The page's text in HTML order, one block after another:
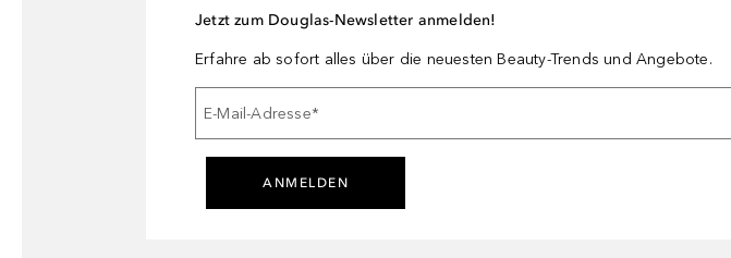
Jetzt zum Douglas-Newsletter anmelden!
Erfahre ab sofort alles über die neuesten Beauty-Trends und Angebote.
E-Mail-Adresse*
ANMELDEN